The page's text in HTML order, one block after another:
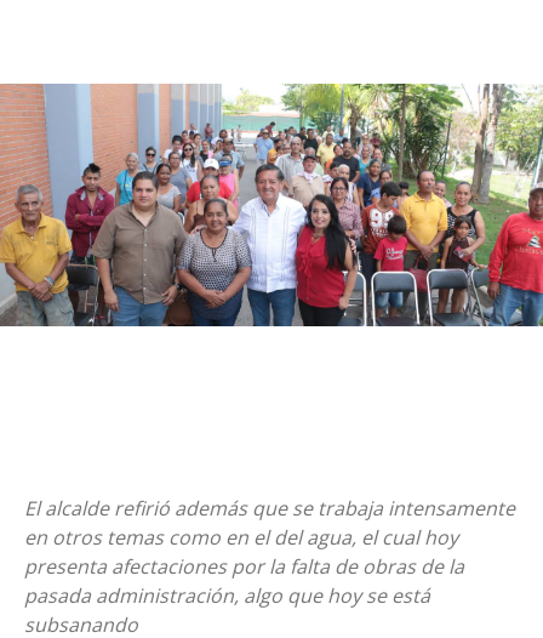
El alcalde refirió además que se trabaja intensamente
en otros temas como en el del agua, el cual hoy
presenta afectaciones por la falta de obras de la
pasada administración, algo que hoy se está
subsanando